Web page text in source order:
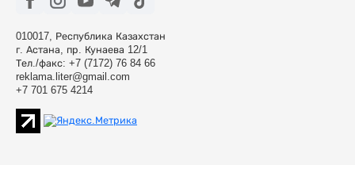
010017, Республика Казахстан
г. Астана, пр. Кунаева 12/1
Тел./факс: +7 (7172) 76 84 66
reklama.liter@gmail.com
+7 701 675 4214